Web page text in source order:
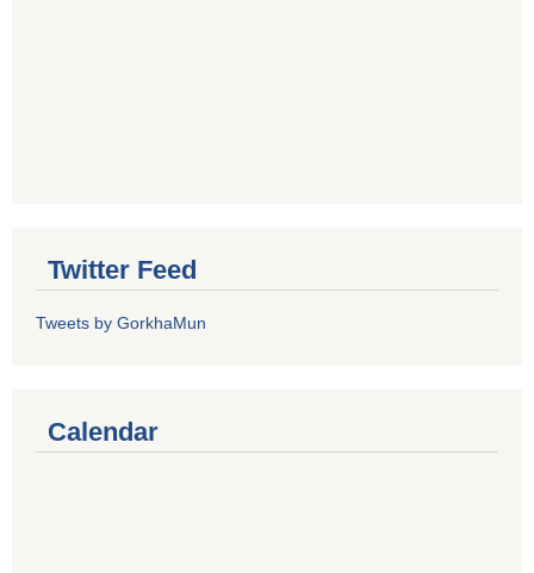
Twitter Feed
Tweets by GorkhaMun
Calendar